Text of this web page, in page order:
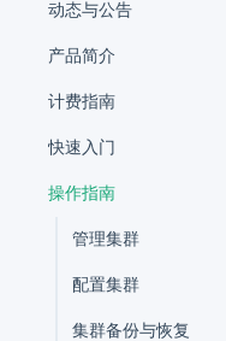
动态与公告
产品简介
计费指南
快速入门
操作指南
管理集群
配置集群
集群备份与恢复